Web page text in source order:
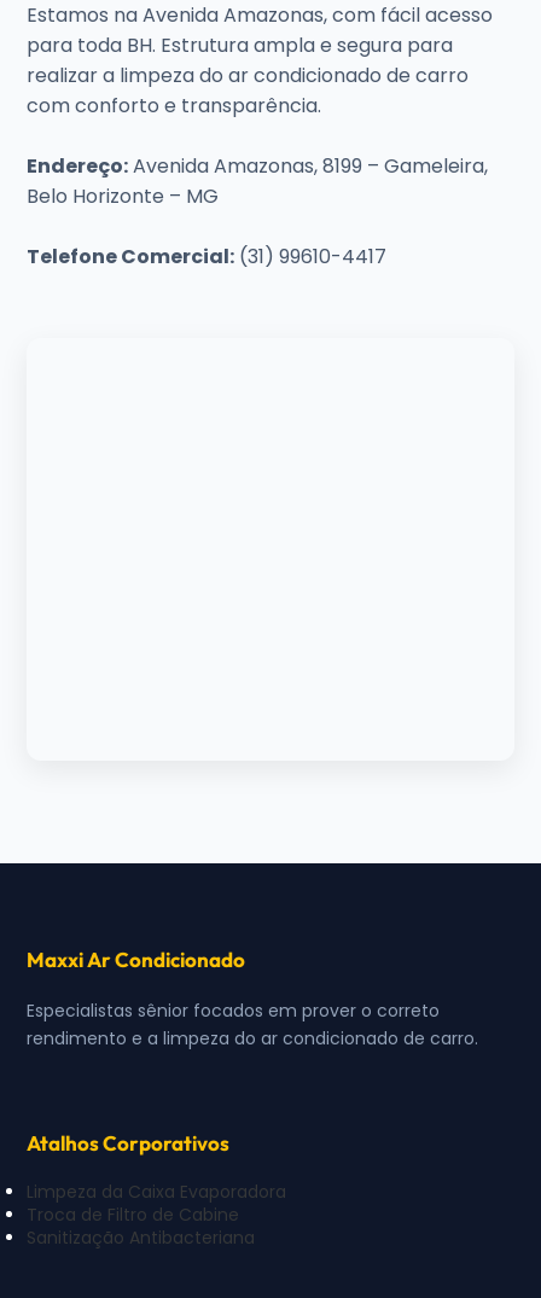
Estamos na Avenida Amazonas, com fácil acesso
para toda BH. Estrutura ampla e segura para
realizar a limpeza do ar condicionado de carro
com conforto e transparência.
Endereço:Avenida Amazonas, 8199 – Gameleira,
Belo Horizonte – MG
Telefone Comercial: (31) 99610-4417
Maxxi Ar Condicionado
Especialistas sênior focados em prover o correto
rendimento e a limpeza do ar condicionado de carro.
Atalhos Corporativos
Limpeza da Caixa Evaporadora
Troca de Filtro de Cabine
Sanitização Antibacteriana